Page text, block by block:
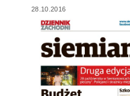
28.10.2016